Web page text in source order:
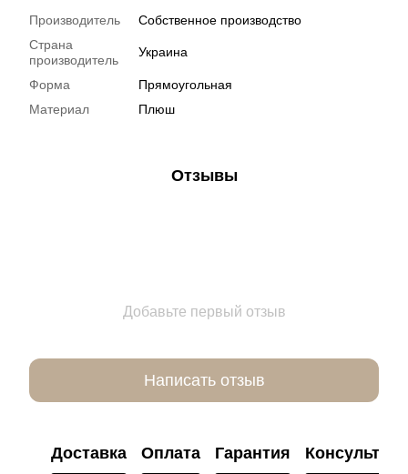
Производитель
Собственное производство
Страна
производитель
Украина
Форма
Прямоугольная
Материал
Плюш
Отзывы
Добавьте первый отзыв
Написать отзыв
Доставка Оплата Гарантия